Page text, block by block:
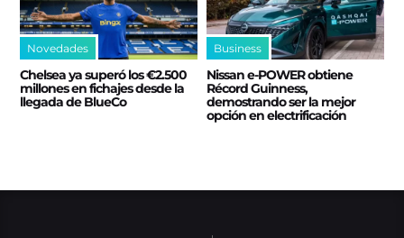
Novedades
Chelsea ya superó los €2.500
millones en fichajes desde la
llegada de BlueCo
Business
Nissan e‑POWER obtiene
Récord Guinness,
demostrando ser la mejor
opción en electrificación